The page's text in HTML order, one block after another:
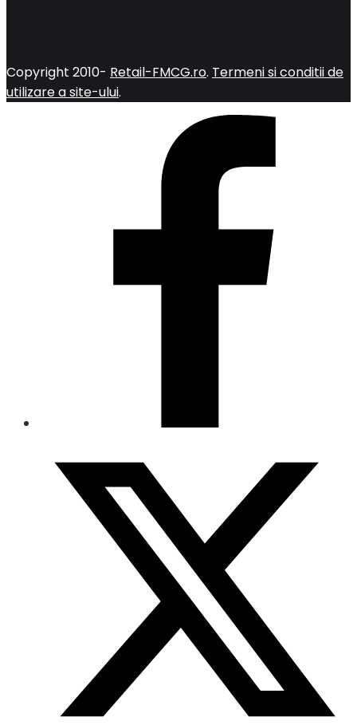
Copyright 2010- Retail-FMCG.ro. Termeni si conditii de
utilizare a site-ului.